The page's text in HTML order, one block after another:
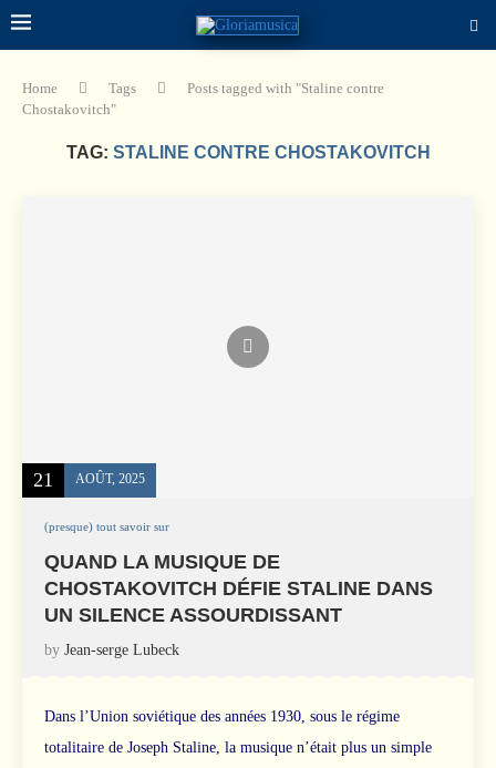
Home Tags
Posts tagged with "Staline contre
Chostakovitch"
TAG: STALINE CONTRE CHOSTAKOVITCH
21 AOÛT, 2025
(presque) tout savoir sur
QUAND LA MUSIQUE DE
CHOSTAKOVITCH DÉFIE STALINE DANS
UN SILENCE ASSOURDISSANT
by Jean-serge Lubeck
Dans l’Union soviétique des années 1930, sous le régime
totalitaire de Joseph Staline, la musique n’était plus un simple